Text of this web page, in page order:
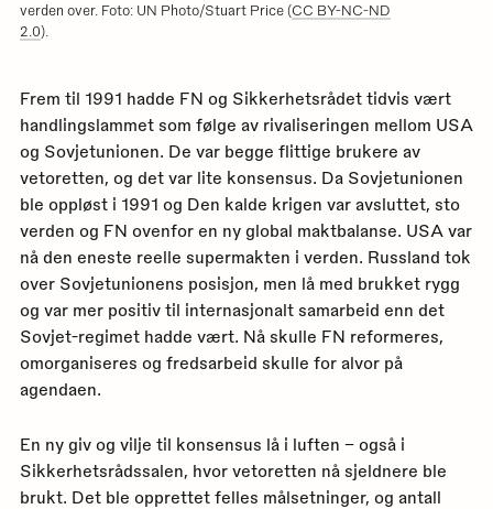
verden over. Foto: UN Photo/Stuart Price (CC BY-NC-ND
2.0).
Frem til 1991 hadde FN og Sikkerhetsrådet tidvis vært
handlingslammet som følge av rivaliseringen mellom USA
og Sovjetunionen. De var begge flittige brukere av
vetoretten, og det var lite konsensus. Da Sovjetunionen
ble oppløst i 1991 og Den kalde krigen var avsluttet, sto
verden og FN ovenfor en ny global maktbalanse. USA var
nå den eneste reelle supermakten i verden. Russland tok
over Sovjetunionens posisjon, men lå med brukket rygg
og var mer positiv til internasjonalt samarbeid enn det
Sovjet-regimet hadde vært. Nå skulle FN reformeres,
omorganiseres og fredsarbeid skulle for alvor på
agendaen.
En ny giv og vilje til konsensus lå i luften – også i
Sikkerhetsrådssalen, hvor vetoretten nå sjeldnere ble
brukt. Det ble opprettet felles målsetninger, og antall